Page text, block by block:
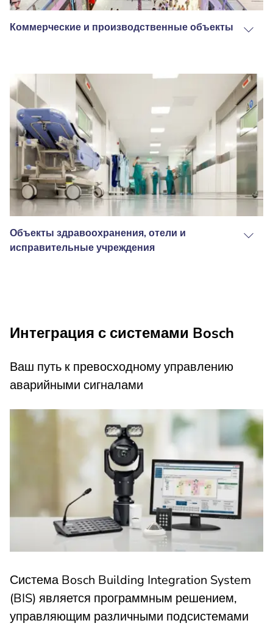
Коммерческие и производственные объекты
Объекты здравоохранения, отели и
исправительные учреждения
Интеграция с системами Bosch
Ваш путь к превосходному управлению
аварийными сигналами
Система Bosch Building Integration System
(BIS) является программным решением,
управляющим различными подсистемами